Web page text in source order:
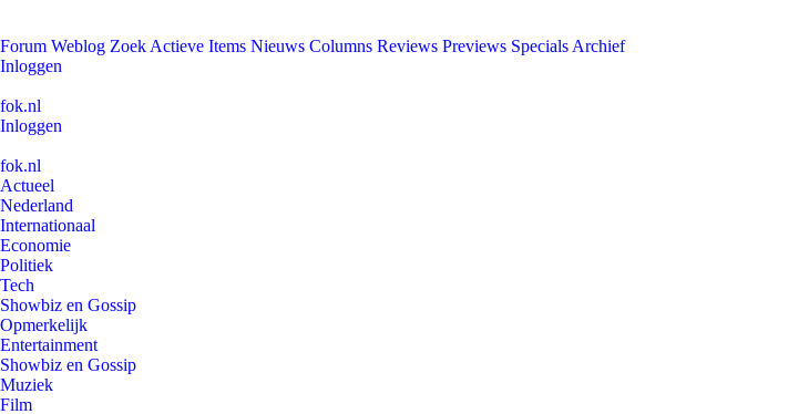
Forum Weblog Zoek Actieve Items Nieuws Columns Reviews Previews Specials Archief
Inloggen
fok.nl
Inloggen
fok.nl
Actueel
Nederland
Internationaal
Economie
Politiek
Tech
Showbiz en Gossip
Opmerkelijk
Entertainment
Showbiz en Gossip
Muziek
Film